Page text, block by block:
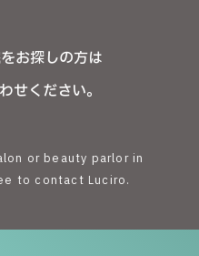
お探しの方は
せください。
or beauty parlor in
to contact Luciro.